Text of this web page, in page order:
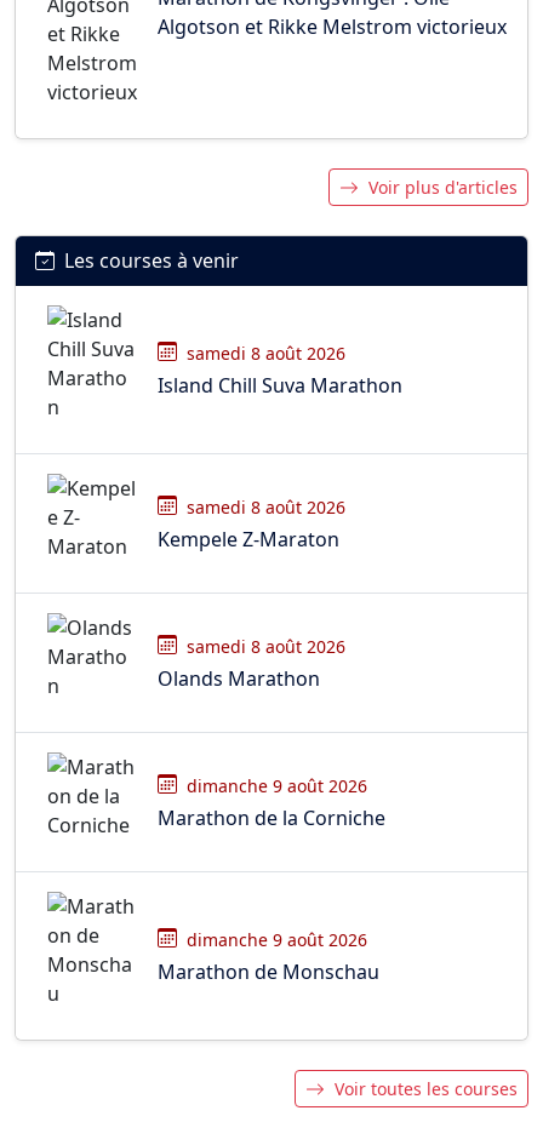
Algotson et Rikke Melstrom victorieux
Voir plus d'articles
Les courses à venir
samedi 8 août 2026
Island Chill Suva Marathon
samedi 8 août 2026
Kempele Z-Maraton
samedi 8 août 2026
Olands Marathon
dimanche 9 août 2026
Marathon de la Corniche
dimanche 9 août 2026
Marathon de Monschau
Voir toutes les courses